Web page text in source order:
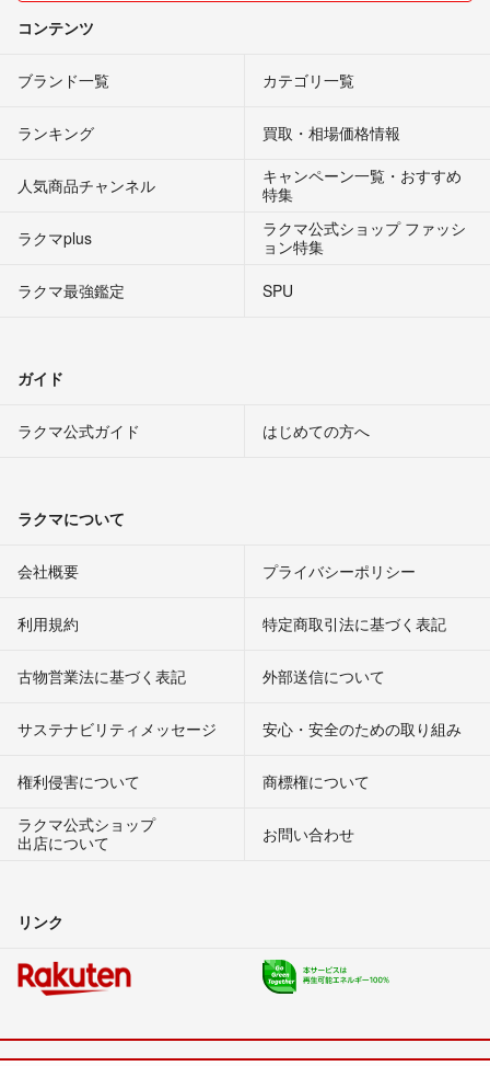
コンテンツ
ブランド一覧 カテゴリ一覧
ランキング 買取・相場価格情報
人気商品チャンネル
キャンペーン一覧・おすすめ
特集
ラクマplus
ラクマ公式ショップ ファッシ
ョン特集
ラクマ最強鑑定
SPU
ガイド
ラクマ公式ガイド はじめての方へ
ラクマについて
会社概要 プライバシーポリシー
利用規約 特定商取引法に基づく表記
古物営業法に基づく表記 外部送信について
サステナビリティメッセージ 安心・安全のための取り組み
権利侵害について
商標権について
ラクマ公式ショップ
出店について
お問い合わせ
リンク